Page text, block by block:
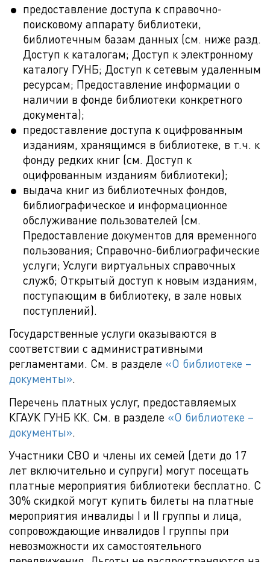
предоставление доступа к справочно-
поисковому аппарату библиотеки,
библиотечным базам данных (см. ниже разд.
Доступ к каталогам; Доступ к электронному
каталогу ГУНБ; Доступ к сетевым удаленным
ресурсам; Предоставление информации о
наличии в фонде библиотеки конкретного
документа);
предоставление доступа к оцифрованным
изданиям, хранящимся в библиотеке, в т.ч. к
фонду редких книг (см. Доступ к
оцифрованным изданиям библиотеки);
выдача книг из библиотечных фондов,
библиографическое и информационное
обслуживание пользователей (см.
Предоставление документов для временного
пользования; Справочно-библиографические
услуги; Услуги виртуальных справочных
служб; Открытый доступ к новым изданиям,
поступающим в библиотеку, в зале новых
поступлений).
Государственные услуги оказываются в
соответствии с административными
регламентами. См. в разделе «О библиотеке –
документы».
Перечень платных услуг, предоставляемых
КГАУК ГУНБ КК. См. в разделе «О библиотеке –
документы».
Участники СВО и члены их семей (дети до 17
лет включительно и супруги) могут посещать
платные мероприятия библиотеки бесплатно. С
30% скидкой могут купить билеты на платные
мероприятия инвалиды I и II группы и лица,
сопровождающие инвалидов I группы при
невозможности их самостоятельного